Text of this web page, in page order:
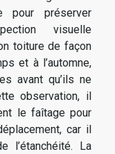
pour préserver
visuelle
toiture de façon
et à l’automne,
avant qu’ils ne
observation, il
le faîtage pour
car il
l’étanchéité. La